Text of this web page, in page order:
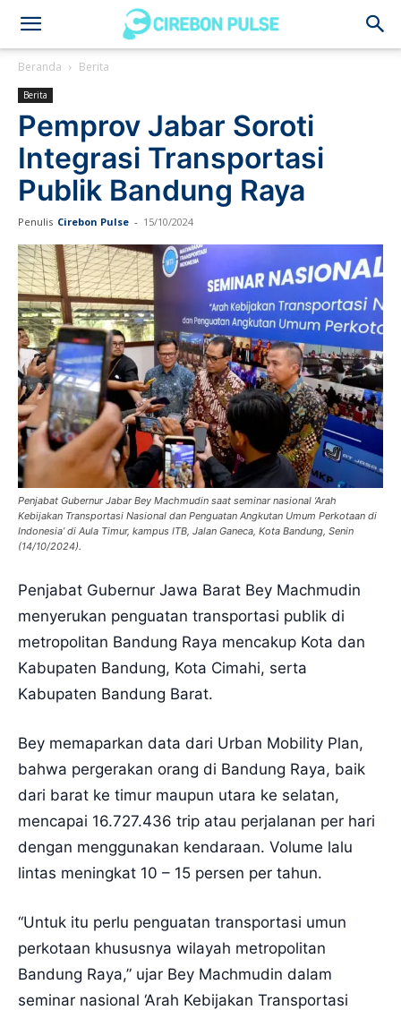
Cirebon
Pulse
Beranda Berita
Berita
Pemprov Jabar Soroti
Integrasi Transportasi
Publik Bandung Raya
Penulis Cirebon Pulse - 15/10/2024
Penjabat Gubernur Jabar Bey Machmudin saat seminar nasional ‘Arah
Kebijakan Transportasi Nasional dan Penguatan Angkutan Umum Perkotaan di
Indonesia’ di Aula Timur, kampus ITB, Jalan Ganeca, Kota Bandung, Senin
(14/10/2024).
Penjabat Gubernur Jawa Barat Bey Machmudin
menyerukan penguatan transportasi publik di
metropolitan Bandung Raya mencakup Kota dan
Kabupaten Bandung, Kota Cimahi, serta
Kabupaten Bandung Barat.
Bey memaparkan data dari Urban Mobility Plan,
bahwa pergerakan orang di Bandung Raya, baik
dari barat ke timur maupun utara ke selatan,
mencapai 16.727.436 trip atau perjalanan per hari
dengan menggunakan kendaraan. Volume lalu
lintas meningkat 10 – 15 persen per tahun.
“Untuk itu perlu penguatan transportasi umun
perkotaan khususnya wilayah metropolitan
Bandung Raya,” ujar Bey Machmudin dalam
seminar nasional ‘Arah Kebijakan Transportasi